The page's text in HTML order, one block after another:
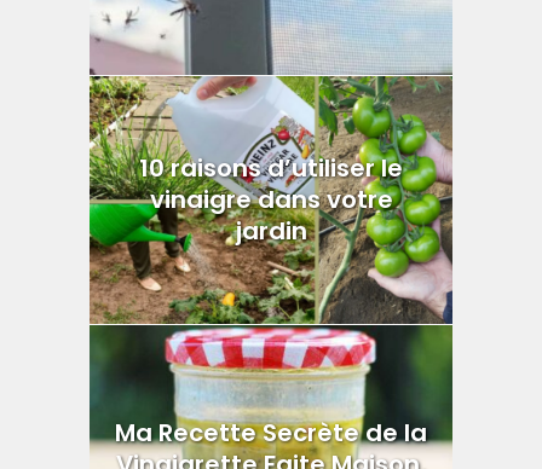
10 raisons d’utiliser le
vinaigre dans votre
jardin
Ma Recette Secrète de la